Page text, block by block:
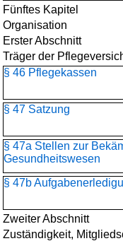
Fünftes Kapitel
Organisation
Erster Abschnitt
Träger der
§ 46 Pflegekassen
§ 47 Satzung
§ 47a Stellen zur
Gesundheitswesen
§ 47b
Zweiter Abschnitt
Zuständigkeit,